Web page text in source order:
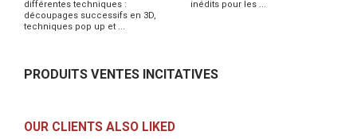
différentes techniques :
découpages successifs en 3D,
techniques pop up et ...
inédits pour les ...
PRODUITS VENTES INCITATIVES
OUR CLIENTS ALSO LIKED